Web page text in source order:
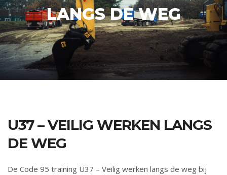
LANGS DE WEG
U37 – VEILIG WERKEN LANGS
DE WEG
De Code 95 training U37 – Veilig werken langs de weg bij